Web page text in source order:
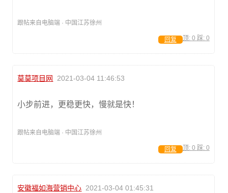
跟帖来自电脑端 · 中国江苏徐州
顶: 0 踩: 0
回复
莫莫项目网 2021-03-04 11:46:53
小步前进，更稳更快，慢就是快！
跟帖来自电脑端 · 中国江苏徐州
顶: 0 踩: 0
回复
安徽福如海营销中心 2021-03-04 01:45:31